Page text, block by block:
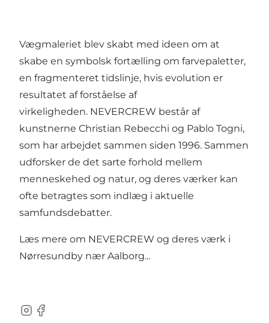
Vægmaleriet blev skabt med ideen om at
skabe en symbolsk fortælling om farvepaletter,
en fragmenteret tidslinje, hvis evolution er
resultatet af forståelse af
virkeligheden. NEVERCREW består af
kunstnerne Christian Rebecchi og Pablo Togni,
som har arbejdet sammen siden 1996. Sammen
udforsker de det sarte forhold mellem
menneskehed og natur, og deres værker kan
ofte betragtes som indlæg i aktuelle
samfundsdebatter.
Læs mere om NEVERCREW og deres værk i
Nørresundby nær Aalborg...
Instagram
Facebook